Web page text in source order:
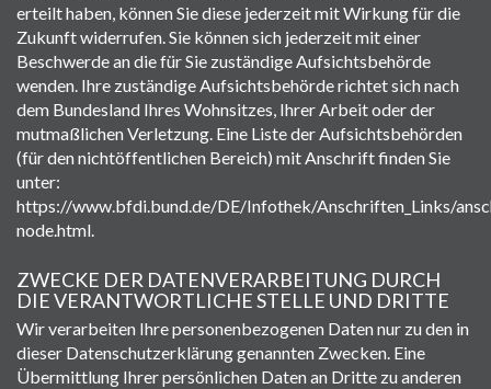
erteilt haben, können Sie diese jederzeit mit Wirkung für die
Zukunft widerrufen. Sie können sich jederzeit mit einer
Beschwerde an die für Sie zuständige Aufsichtsbehörde
wenden. Ihre zuständige Aufsichtsbehörde richtet sich nach
dem Bundesland Ihres Wohnsitzes, Ihrer Arbeit oder der
mutmaßlichen Verletzung. Eine Liste der Aufsichtsbehörden
(für den nichtöffentlichen Bereich) mit Anschrift finden Sie
unter:
https://www.bfdi.bund.de/DE/Infothek/Anschriften_Links/
node.html.
ZWECKE DER DATENVERARBEITUNG DURCH
DIE VERANTWORTLICHE STELLE UND DRITTE
Wir verarbeiten Ihre personenbezogenen Daten nur zu den in
dieser Datenschutzerklärung genannten Zwecken. Eine
Übermittlung Ihrer persönlichen Daten an Dritte zu anderen